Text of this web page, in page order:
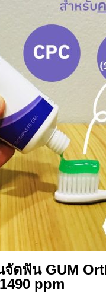
จัดฟันGUM
1490 ppm